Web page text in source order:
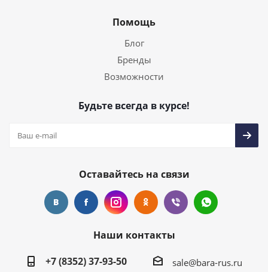
Помощь
Блог
Бренды
Возможности
Будьте всегда в курсе!
Оставайтесь на связи
Наши контакты
+7 (8352) 37-93-50
sale@bara-rus.ru